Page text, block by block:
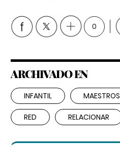
0
ARCHIVADO EN
INFANTIL MAESTROS
RED RELACIONAR